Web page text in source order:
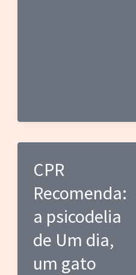
CPR
Recomenda:
a psicodelia
de Um dia,
um gato